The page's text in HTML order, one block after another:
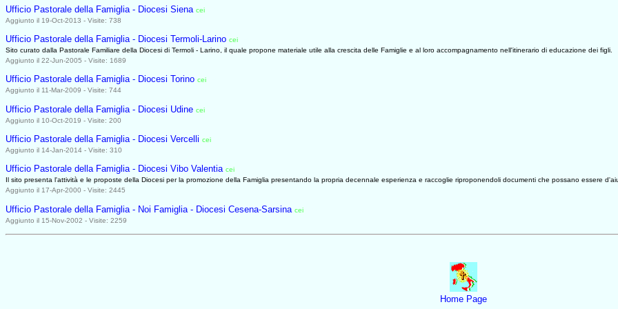
Ufficio Pastorale della Famiglia - Diocesi Siena cei
Aggiunto il 19-Oct-2013 - Visite: 738
Ufficio Pastorale della Famiglia - Diocesi Termoli-Larino cei
Sito curato dalla Pastorale Familiare della Diocesi di Termoli - Larino, il quale propone materiale utile alla crescita delle Famiglie e al loro accompagnamento nell'itinerario di educazione dei figli.
Aggiunto il 22-Jun-2005 - Visite: 1689
Ufficio Pastorale della Famiglia - Diocesi Torino cei
Aggiunto il 11-Mar-2009 - Visite: 744
Ufficio Pastorale della Famiglia - Diocesi Udine cei
Aggiunto il 10-Oct-2019 - Visite: 200
Ufficio Pastorale della Famiglia - Diocesi Vercelli cei
Aggiunto il 14-Jan-2014 - Visite: 310
Ufficio Pastorale della Famiglia - Diocesi Vibo Valentia cei
Il sito presenta l'attività e le proposte della Diocesi per la promozione della Famiglia presentando la propria decennale esperienza e raccoglie riproponendoli documenti che possano essere
Aggiunto il 17-Apr-2000 - Visite: 2445
Ufficio Pastorale della Famiglia - Noi Famiglia - Diocesi Cesena-Sarsina cei
Aggiunto il 15-Nov-2002 - Visite: 2259
Home Page